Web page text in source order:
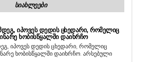
ᲡᲘᲐᲮᲚᲔᲔᲑᲘ
ᲘᲞᲝᲕᲔᲡ ᲓᲔᲓᲘᲡ ᲪᲮᲔᲓᲐᲠᲘ, ᲠᲝᲛᲔᲚᲘᲪ
ᲮᲝᲑᲘᲡᲬᲧᲐᲚᲨᲘ ᲓᲐᲘᲮᲠᲩᲝ
იპოვეს დედის ცხედარი, რომელიც
ხობისწყალში დაიხრჩო. არსებული